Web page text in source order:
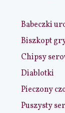
Babeczki
Biszkopt
Chipsy
Diablotki
Pieczony
Puszysty